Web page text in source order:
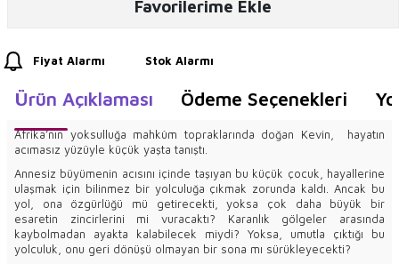
Favorilerime Ekle
Fiyat Alarmı Stok Alarmı
Ürün Açıklaması Ödeme Seçenekleri
Afrika’nın yoksulluğa mahkûm topraklarında doğan Kevin, hayatın
acımasız yüzüyle küçük yaşta tanıştı.
Annesiz büyümenin acısını içinde taşıyan bu küçük çocuk, hayallerine
ulaşmak için bilinmez bir yolculuğa çıkmak zorunda kaldı. Ancak bu
yol, ona özgürlüğü mü getirecekti, yoksa çok daha büyük bir
esaretin zincirlerini mi vuracaktı? Karanlık gölgeler arasında
kaybolmadan ayakta kalabilecek miydi? Yoksa, umutla çıktığı bu
yolculuk, onu geri dönüşü olmayan bir sona mı sürükleyecekti?